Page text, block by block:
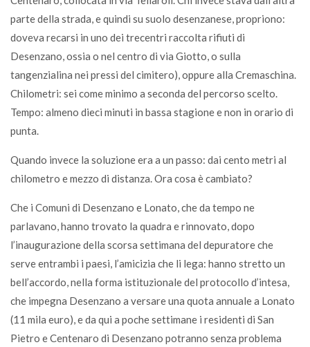
parte della strada, e quindi su suolo desenzanese, propriono:
doveva recarsi in uno dei trecentri raccolta rifiuti di
Desenzano, ossia o nel centro di via Giotto, o sulla
tangenzialina nei pressi del cimitero), oppure alla Cremaschina.
Chilometri: sei come minimo a seconda del percorso scelto.
Tempo: almeno dieci minuti in bassa stagione e non in orario di
punta.
Quando invece la soluzione era a un passo: dai cento metri al
chilometro e mezzo di distanza. Ora cosa è cambiato?
Che i Comuni di Desenzano e Lonato, che da tempo ne
parlavano, hanno trovato la quadra e rinnovato, dopo
l’inaugurazione della scorsa settimana del depuratore che
serve entrambi i paesi, l’amicizia che li lega: hanno stretto un
bell’accordo, nella forma istituzionale del protocollo d’intesa,
che impegna Desenzano a versare una quota annuale a Lonato
(11 mila euro), e da qui a poche settimane i residenti di San
Pietro e Centenaro di Desenzano potranno senza problema